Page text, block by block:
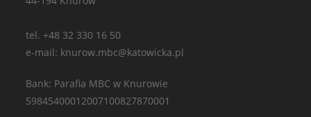
tel. +48 32 330 16 50
e-mail: knurow.mbc@katowicka.pl
Bank: Parafia MBC w Knurowie
59845400012007100827870001